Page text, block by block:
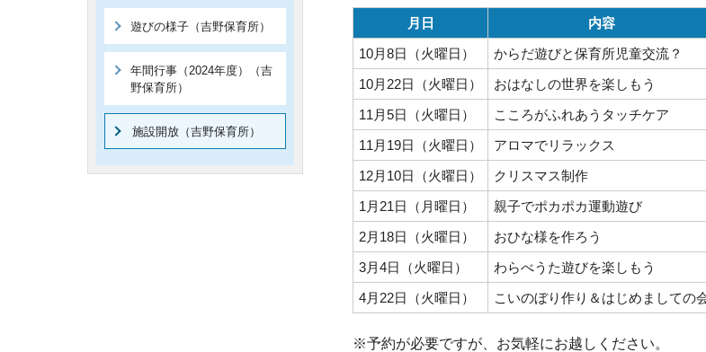
月日 内容
10月8日（火曜日）
からだ遊びと保育所児童交流？
10月22日（火曜日）
おはなしの世界を楽しもう
11月5日（火曜日）
こころがふれあうタッチケア
11月19日（火曜日）
アロマでリラックス
12月10日（火曜日）
クリスマス制作
1月21日（月曜日）
親子でポカポカ運動遊び
2月18日（火曜日）
おひな様を作ろう
3月4日（火曜日）
わらべうた遊びを楽しもう
4月22日（火曜日）
こいのぼり作り＆はじめましての
※予約が必要ですが、お気軽にお越しください。
遊びの様子（吉野保育所）
年間行事（2024年度）（吉
野保育所）
施設開放（吉野保育所）